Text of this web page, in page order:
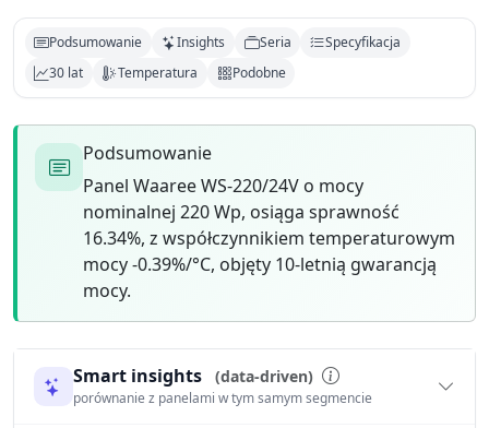
Podsumowanie Insights Seria
Specyfikacja
30 lat
Temperatura Podobne
Podsumowanie
Panel Waaree WS-220/24V o mocy
nominalnej 220 Wp, osiąga sprawność
16.34%, z współczynnikiem temperaturowym
mocy -0.39%/°C, objęty 10-letnią gwarancją
mocy.
Smart insights (data-driven)
porównanie z panelami w tym samym segmencie